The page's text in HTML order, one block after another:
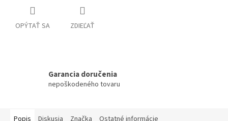
OPÝTAŤ SA ZDIEĽAŤ
Garancia doručenia
nepoškodeného tovaru